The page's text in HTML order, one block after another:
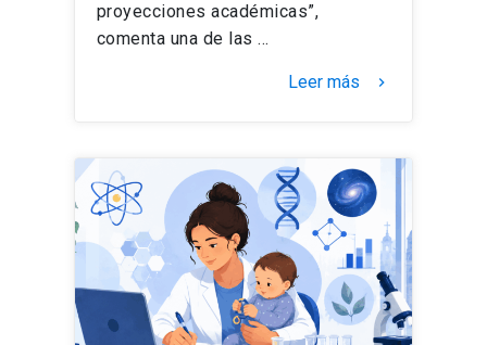
proyecciones académicas”,
comenta una de las …
Leer más keyboard_arrow_right